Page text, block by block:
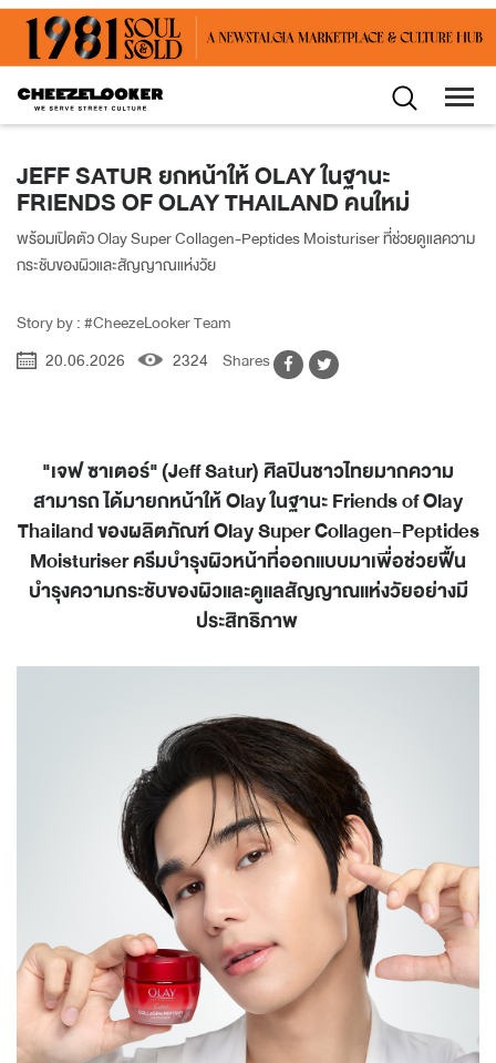
JEFF SATUR ยกหน้าให้ OLAY ในฐานะ
FRIENDS OF OLAY THAILAND คนใหม่
พร้อมเปิดตัว Olay Super Collagen-Peptides Moisturiser ที่ช่วยดูแลความ
กระชับของผิวและสัญญาณแห่งวัย
Story by : #CheezeLooker Team
20.06.2026
2324 Shares
"เจฟ ซาเตอร์"(Jeff Satur) ศิลปินชาวไทยมากความ
สามารถ ได้มายกหน้าให้OlayในฐานะFriends of Olay
Thailandของผลิตภัณฑ์Olay Super Collagen-Peptides
Moisturiserครีมบำรุงผิวหน้าที่ออกแบบมาเพื่อช่วยฟื้น
บำรุงความกระชับของผิวและดูแลสัญญาณแห่งวัยอย่างมี
ประสิทธิภาพ